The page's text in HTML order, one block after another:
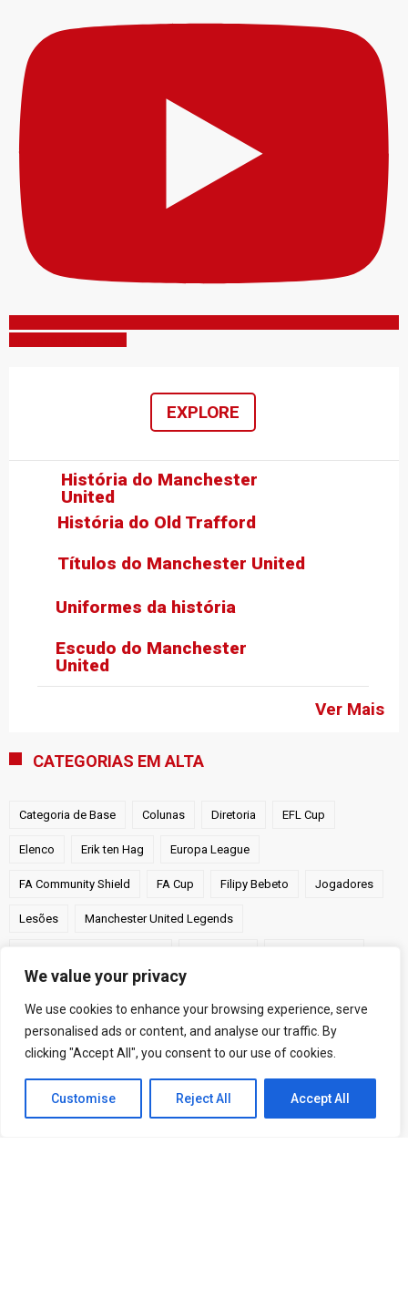
We value your privacy
We use cookies to enhance your browsing experience, serve
personalised ads or content, and analyse our traffic. By
clicking "Accept All", you consent to our use of cookies.
Customise Reject All Accept All
EXPLORE
História do Old Trafford
Títulos do Manchester United
Uniformes da história
Ver Mais
História do Manchester
United
Escudo do Manchester
United
CATEGORIAS EM ALTA
Categoria de Base Colunas Diretoria EFL Cup
Elenco Erik ten Hag Europa League
FA Community Shield FA Cup Filipy Bebeto Jogadores
Lesões Manchester United Legends
Premier League
UEFA Champions League Victor Costa